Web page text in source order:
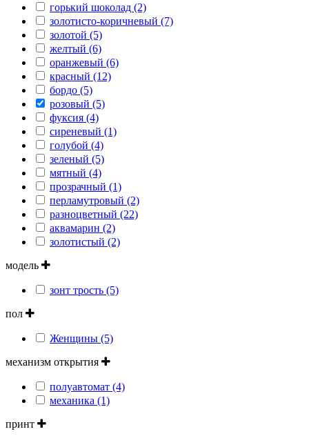
горький шоколад (2)
золотисто-коричневый (7)
золотой (5)
желтый (6)
оранжевый (6)
красный (12)
бордо (5)
розовый (5)
фуксия (4)
сиреневый (1)
голубой (4)
зеленый (5)
мятный (4)
прозрачный (1)
перламутровый (2)
разноцветный (22)
аквамарин (2)
золотистый (2)
модель
зонт трость (5)
пол
Женщины (5)
механизм открытия
полуавтомат (4)
механика (1)
принт